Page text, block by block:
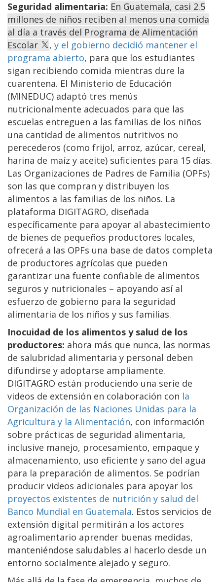
Seguridad alimentaria: En Guatemala, casi 2.5
millones de niños reciben al menos una comida
al día a través del Programa de Alimentación
Escolar
, y el gobierno decidió mantener el
programa abierto, para que los estudiantes
sigan recibiendo comida mientras dure la
cuarentena. El Ministerio de Educación
(MINEDUC) adaptó tres menús
nutricionalmente adecuados para que las
escuelas entreguen a las familias de los niños
una cantidad de alimentos nutritivos no
perecederos (como frijol, arroz, azúcar, cereal,
harina de maíz y aceite) suficientes para 15 días.
Las Organizaciones de Padres de Familia (OPFs)
son las que compran y distribuyen los
alimentos a las familias de los niños. La
plataforma DIGITAGRO, diseñada
específicamente para apoyar al abastecimiento
de bienes de pequeños productores locales,
ofrecerá a las OPFs una base de datos completa
de productores agrícolas que pueden
garantizar una fuente confiable de alimentos
seguros y nutricionales – apoyando así al
esfuerzo de gobierno para la seguridad
alimentaria de los niños y sus familias.
Inocuidad de los alimentos y salud de los
productores: ahora más que nunca, las normas
de salubridad alimentaria y personal deben
difundirse y adoptarse ampliamente.
DIGITAGRO están produciendo una serie de
videos de extensión en colaboración con la
Organización de las Naciones Unidas para la
Agricultura y la Alimentación, con información
sobre prácticas de seguridad alimentaria,
inclusive manejo, procesamiento, empaque y
almacenamiento, uso eficiente y sano del agua
para la preparación de alimentos. Se podrían
producir videos adicionales para apoyar los
proyectos existentes de nutrición y salud del
Banco Mundial en Guatemala. Estos servicios de
extensión digital permitirán a los actores
agroalimentario aprender buenas medidas,
manteniéndose saludables al hacerlo desde un
entorno socialmente alejado y seguro.